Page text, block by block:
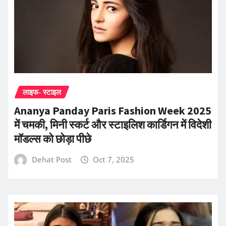
लाइफ- स्टाइल
Ananya Panday Paris Fashion Week 2025
में चमकी, मिनी स्कर्ट और स्टाइलिश कार्डिगन में विदेशी
मॉडल्स को छोड़ा पीछे
Dehat Post Oct 7, 2025